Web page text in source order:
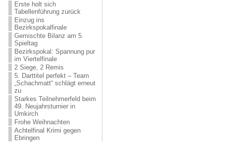
Erste holt sich
Tabellenführung zurück
Einzug ins
Bezirkspokalfinale
Gemischte Bilanz am 5.
Spieltag
Bezirkspokal: Spannung pur
im Viertelfinale
2 Siege, 2 Remis
5. Darttitel perfekt – Team
„Schachmatt“ schlägt erneut
zu
Starkes Teilnehmerfeld beim
49. Neujahrsturnier in
Umkirch
Frohe Weihnachten
Achtelfinal Krimi gegen
Ebringen